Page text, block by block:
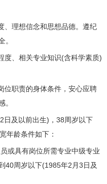
理想信念和思想品德。遵纪
。
、相关专业知识(含科学素质)
职责的身体条件，安心应聘
。
及以前出生)，38周岁以下
年龄条件如下：
具有岗位所需专业中级专业
40周岁以下(1985年2月3日及